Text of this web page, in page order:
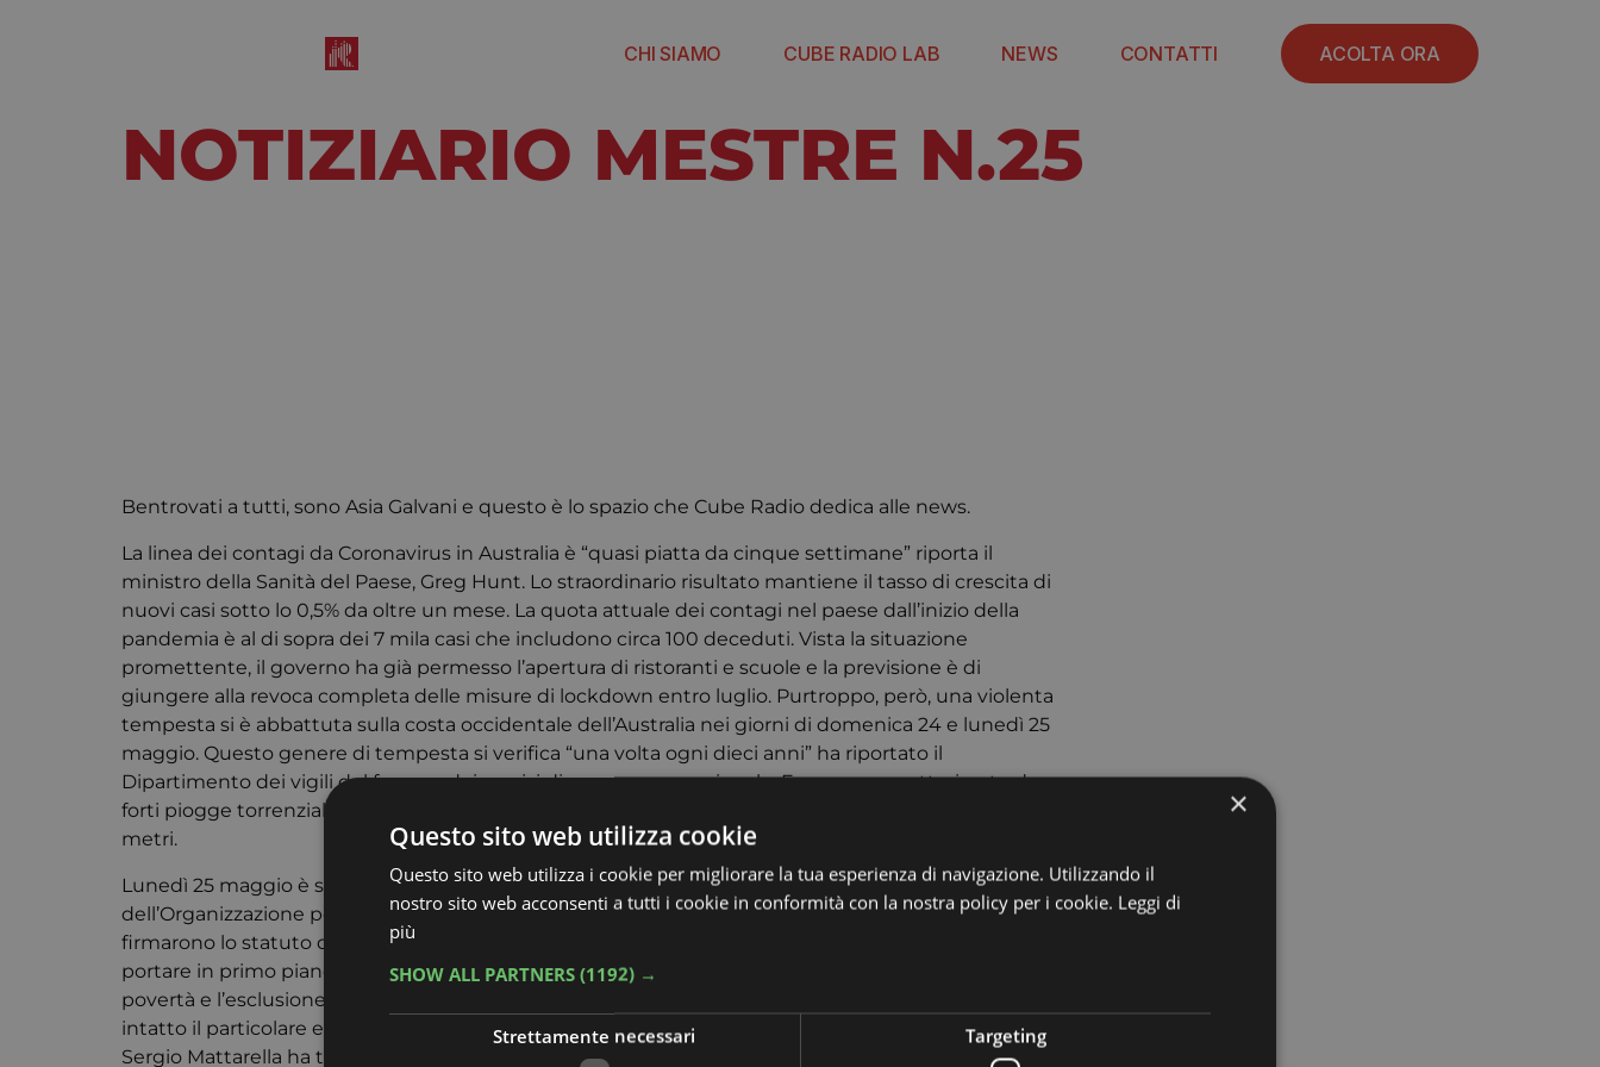
CHI SIAMO CUBE RADIO LAB NEWS CONTATTI ACOLTA ORA
NOTIZIARIO MESTRE N.25
Bentrovati a tutti, sono Asia Galvani e questo è lo spazio che Cube Radio dedica alle news.
La linea dei contagi da Coronavirus in Australia è “quasi piatta da cinque settimane” riporta il
ministro della Sanità del Paese, Greg Hunt. Lo straordinario risultato mantiene il tasso di crescita di
nuovi casi sotto lo 0,5% da oltre un mese. La quota attuale dei contagi nel paese dall’inizio della
pandemia è al di sopra dei 7 mila casi che includono circa 100 deceduti. Vista la situazione
promettente, il governo ha già permesso l’apertura di ristoranti e scuole e la previsione è di
giungere alla revoca completa delle misure di lockdown entro luglio. Purtroppo, però, una violenta
tempesta si è abbattuta sulla costa occidentale dell’Australia nei giorni di domenica 24 e lunedì 25
maggio. Questo genere di tempesta si verifica “una volta ogni dieci anni” ha riportato il
Dipartimento dei vigili del fuoco e dei servizi di emergenza nazionale. Esse sono caratterizzate da
forti piogge torrenziali e raffiche di vento che toccano i 120 chilometri orari con onde alte fino a otto
metri.
Lunedì 25 maggio è stata celebrata la Giornata dell’Africa in onore della fondazione
dell’Organizzazione per l’Unità Africana del 1963, in cui 30 dei 32 stati indipendenti del continente
firmarono lo statuto di Addis Abeba, capitale dell’Etiopia. L’obiettivo della ricorrenza è quello di
portare in primo piano i problemi che affliggono quotidianamente l’esteso continente come la
povertà e l’esclusione sociale. In più si vuole stimolare la crescita di comunità locali per conservare
intatto il particolare e ricco ecosistema africano. Per l’occasione il presidente della Repubblica
Sergio Mattarella ha tenuto un discorso in cui definisce l’Italia come “un partner convinto e
×
Questo sito web utilizza cookie
Questo sito web utilizza i cookie per migliorare la tua esperienza di navigazione. Utilizzando il
nostro sito web acconsenti a tutti i cookie in conformità con la nostra policy per i cookie. Leggi di
più
SHOW ALL PARTNERS (1192) →
Strettamente necessari Targeting